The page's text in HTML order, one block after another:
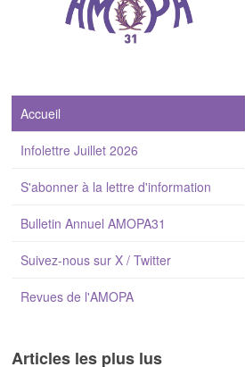
Accueil
Infolettre Juillet 2026
S'abonner à la lettre d'information
Bulletin Annuel AMOPA31
Suivez-nous sur X / Twitter
Revues de l'AMOPA
Articles les plus lus